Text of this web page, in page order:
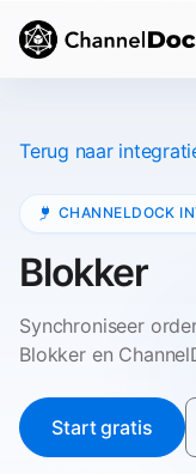
Terug naar
CHANNELDOCK
Blokker
Synchroniseer
Blokker en
Start gratis